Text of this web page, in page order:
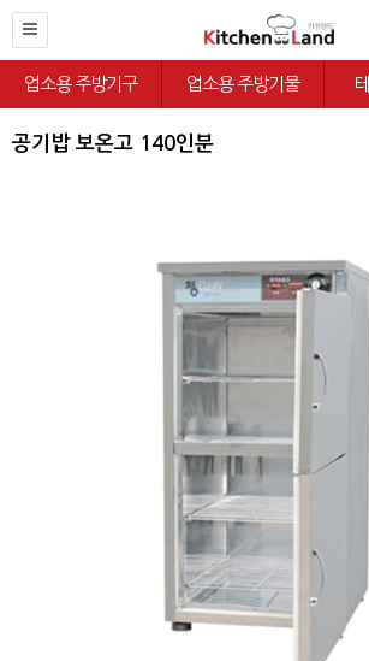
업소용 주방기구 업소용 주방기물
공기밥 보온고 140인분